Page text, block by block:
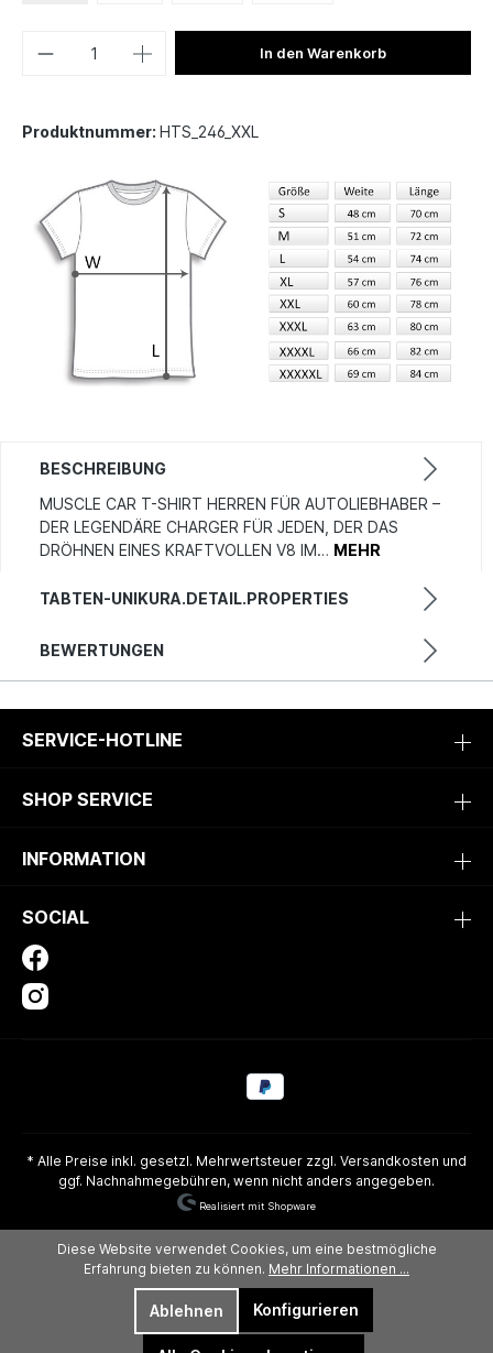
In den Warenkorb
Produktnummer: HTS_246_XXL
BESCHREIBUNG
MUSCLE CAR T-SHIRT HERREN FÜR AUTOLIEBHABER –
DER LEGENDÄRE CHARGER FÜR JEDEN, DER DAS
DRÖHNEN EINES KRAFTVOLLEN V8 IM… MEHR
TABTEN-UNIKURA.DETAIL.PROPERTIES
BEWERTUNGEN
SERVICE-HOTLINE
SHOP SERVICE
INFORMATION
SOCIAL
* Alle Preise inkl. gesetzl. Mehrwertsteuer zzgl. Versandkosten und
ggf. Nachnahmegebühren, wenn nicht anders angegeben.
Realisiert mit Shopware
Diese Website verwendet Cookies, um eine bestmögliche
Erfahrung bieten zu können. Mehr Informationen ...
Ablehnen Konfigurieren